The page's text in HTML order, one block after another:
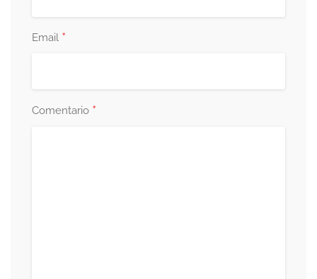
Email *
Comentario *